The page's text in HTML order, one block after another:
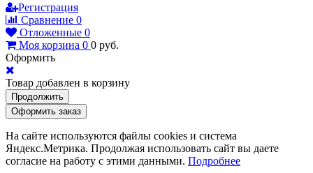
Регистрация
Сравнение 0
Отложенные 0
Моя корзина 0 0 руб.
Оформить
Товар добавлен в корзину
Продолжить
Оформить заказ
На сайте используются файлы cookies и система
Яндекс.Метрика. Продолжая использовать сайт вы даете
согласие на работу с этими данными. Подробнее